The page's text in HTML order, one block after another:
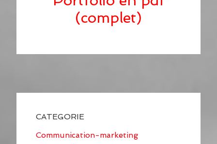
(complet)
CATEGORIE
Communication-marketing